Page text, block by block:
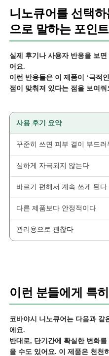
니노큐어를 선택
으로 말하는 포인트
실제 후기나 사용자 반응을 보
어요.
이런 반응들은 이 제품이 ‘극적
점이 맞춰져 있다는 점을 보여줘
사용 후기 요약
꾸준히 쓰면 피부 결이 부드러
심하게 자극되지 않는다
바르기 편해서 계속 쓰게 된다
다른 제품보다 안정적이다
관리용으로 괜찮다
이런 분들에게 특
코바야시 니노큐어는 다음과 같
에요.
반대로, 단기간에 확실한 변화
을 수도 있어요. 이 제품은 천천